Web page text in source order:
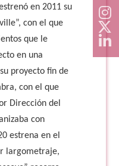
en 2011 su
con el que
que le
en una
proyecto fin de
con el que
Dirección del
con
estrena en el
largometraje,